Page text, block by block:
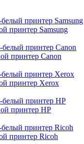
принтер Samsung
принтер Samsung
белый принтер Canon
принтер Canon
белый принтер Xerox
принтер Xerox
белый принтер HP
принтер HP
белый принтер Ricoh
принтер Ricoh